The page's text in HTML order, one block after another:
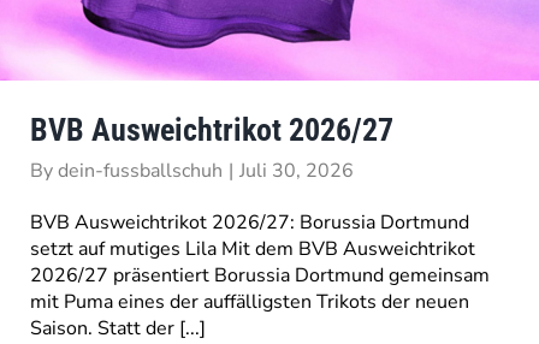
BVB Ausweichtrikot 2026/27
Bydein-fussballschuh | Juli 30, 2026
BVB Ausweichtrikot 2026/27: Borussia Dortmund
setzt auf mutiges Lila Mit dem BVB Ausweichtrikot
2026/27 präsentiert Borussia Dortmund gemeinsam
mit Puma eines der auffälligsten Trikots der neuen
Saison. Statt der [...]